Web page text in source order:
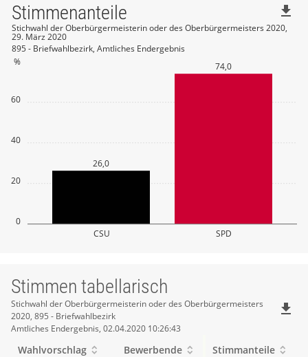
0
20
40
60
%
CSU SPD
26,0
74,0
Stimmenanteile
Stichwahl der Oberbürgermeisterin oder des Oberbürgermeisters 2020,
29. März 2020
895 - Briefwahlbezirk, Amtliches Endergebnis
file_download
Stimmen tabellarisch
Stimmen
tabellarisch
Stichwahl der Oberbürgermeisterin oder des Oberbürgermeisters
2020, 895 - Briefwahlbezirk
Amtliches Endergebnis, 02.04.2020 10:26:43
file_download
Wahlvorschlag Bewerbende
Stimmanteile